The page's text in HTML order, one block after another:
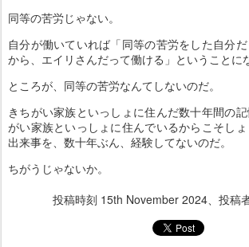
同等の苦労じゃない。
自分が働いていれば「同等の苦労をした自分
から、エイリさんだって働ける」ということに
ところが、同等の苦労なんてしないのだ。
きちがい家族といっしょに住んだ数十年間の
がい家族といっしょに住んでいるからこそし
出来事を、数十年ぶん、経験してないのだ。
ちがうじゃないか。
投稿時刻 15th November 2024、投稿